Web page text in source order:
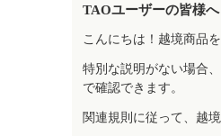
TAOユーザーの皆様へ
こんにちは！越境商品
特別な説明がない場合
で確認できます。
関連規則に従って、越